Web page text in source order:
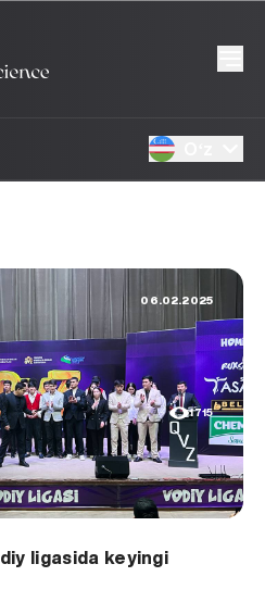
06.02.2025
1715
ligasida keyingi